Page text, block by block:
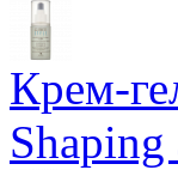
Крем-